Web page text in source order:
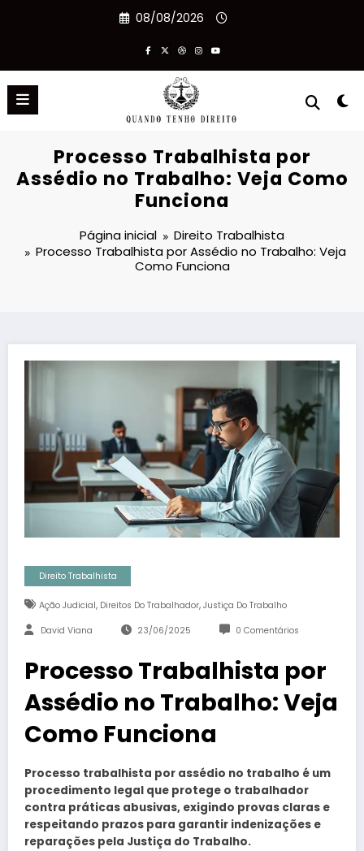
08/08/2026
Processo Trabalhista por
Assédio no Trabalho: Veja Como
Funciona
Página inicial
Direito Trabalhista
Processo Trabalhista por Assédio no Trabalho: Veja
Como Funciona
Direito Trabalhista
Ação Judicial, Direitos Do Trabalhador, Justiça Do Trabalho
David Viana 23/06/2025 0 Comentários
Processo Trabalhista por
Assédio no Trabalho: Veja
Como Funciona
Processo trabalhista por assédio no trabalho é um
procedimento legal que protege o trabalhador
contra práticas abusivas, exigindo provas claras e
respeitando prazos para garantir indenizações e
reparações pela Justiça do Trabalho.